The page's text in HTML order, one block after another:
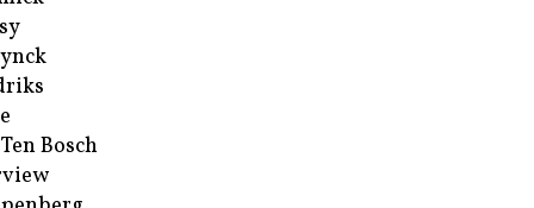
Bosch